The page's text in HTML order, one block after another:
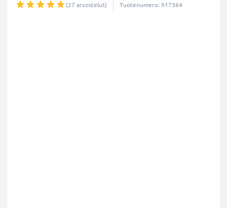
(27 arvostelut) Tuotenumero: 917364